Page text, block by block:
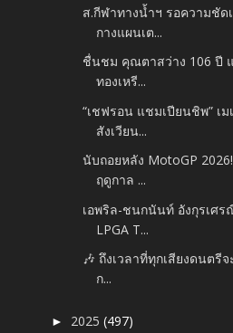
ส.กีฬาทางน้ำฯ รอความชัด
กางแผนเต...
ชื่นชม คุณตาสว่าง 106 ปี
ทองเหรี...
“เชฟรอน แชมเปียนชิพ” เ
สังเวียน...
นับถอยหลัง MotoGP
ฤดูกาล ...
เอพริล-ชนกนันท์ อังกุรเศ
LPGA T...
🎶 ถึงเวลาที่ทุกเสียงดนตรี
ก...
► 2025(497)